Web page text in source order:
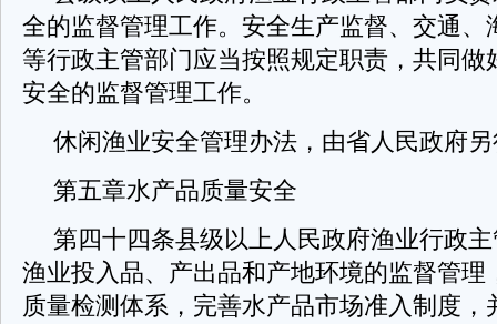
全的监督管理工作。安全生产监督、交通、
等行政主管部门应当按照规定职责，共同做
安全的监督管理工作。
休闲渔业安全管理办法，由省人民政府
第五章水产品质量安全
第四十四条县级以上人民政府渔业行政
渔业投入品、产出品和产地环境的监督管理
质量检测体系，完善水产品市场准入制度，